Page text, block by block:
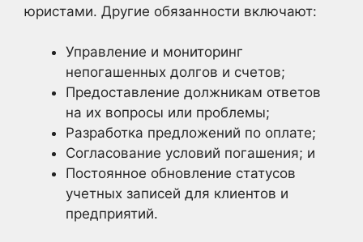
юристами. Другие обязанности включают:
Управление и мониторинг
непогашенных долгов и счетов;
Предоставление должникам ответов
на их вопросы или проблемы;
Разработка предложений по оплате;
Согласование условий погашения; и
Постоянное обновление статусов
учетных записей для клиентов и
предприятий.